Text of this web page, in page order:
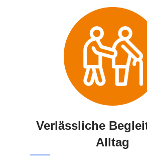
Verlässliche
Alltag